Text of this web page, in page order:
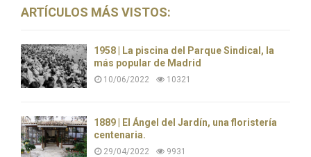
ARTÍCULOS MÁS VISTOS:
1958 | La piscina del Parque Sindical, la
más popular de Madrid
10/06/2022 10321
1889 | El Ángel del Jardín, una floristería
centenaria.
29/04/2022 9931